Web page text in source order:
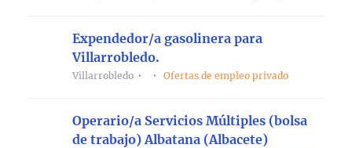
Expendedor/a gasolinera para
Villarrobledo.
Villarrobledo Ofertas de empleo privado
Operario/a Servicios Múltiples (bolsa
de trabajo) Albatana (Albacete)